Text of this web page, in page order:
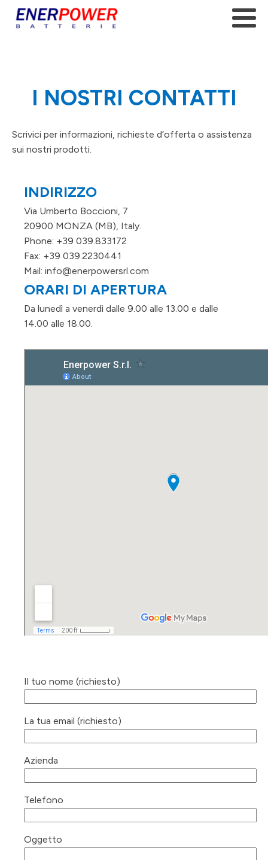
I NOSTRI CONTATTI
Scrivici per informazioni, richieste d’offerta o assistenza
sui nostri prodotti.
INDIRIZZO
Via Umberto Boccioni, 7
20900 MONZA (MB), Italy.
Phone: +39 039.833172
Fax: +39 039.2230441
Mail: info@enerpowersrl.com
ORARI DI APERTURA
Da lunedì a venerdì dalle 9.00 alle 13.00 e dalle
14.00 alle 18.00.
Il tuo nome (richiesto)
La tua email (richiesto)
Azienda
Telefono
Oggetto